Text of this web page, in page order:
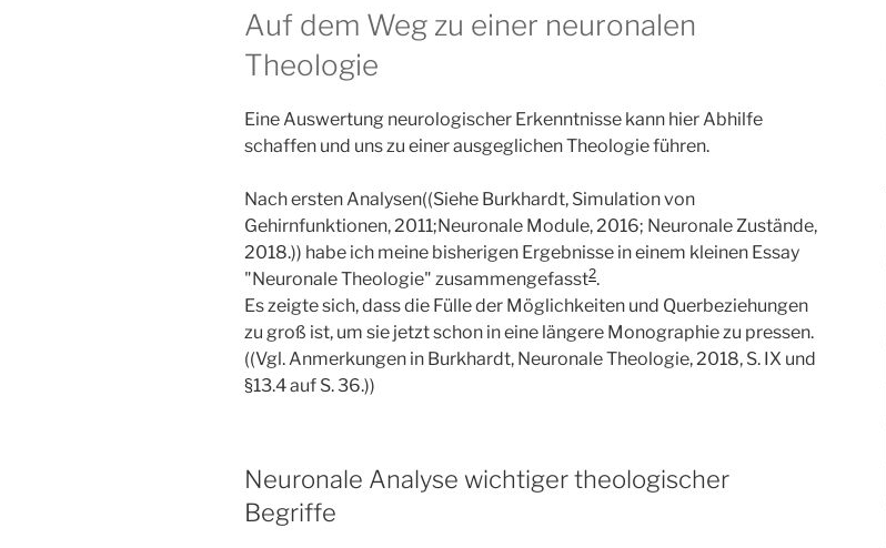
Auf dem Weg zu einer neuronalen
Theologie
Eine Auswertung neurologischer Erkenntnisse kann hier Abhilfe
schaffen und uns zu einer ausgeglichen Theologie führen.
Nach ersten Analysen((Siehe Burkhardt, Simulation von
Gehirnfunktionen, 2011;Neuronale Module, 2016; Neuronale Zustände,
2018.)) habe ich meine bisherigen Ergebnisse in einem kleinen Essay
"Neuronale Theologie" zusammengefasst2.
Es zeigte sich, dass die Fülle der Möglichkeiten und Querbeziehungen
zu groß ist, um sie jetzt schon in eine längere Monographie zu pressen.
((Vgl. Anmerkungen in Burkhardt, Neuronale Theologie, 2018, S. IX und
§13.4 auf S. 36.))
Neuronale Analyse wichtiger theologischer
Begriffe